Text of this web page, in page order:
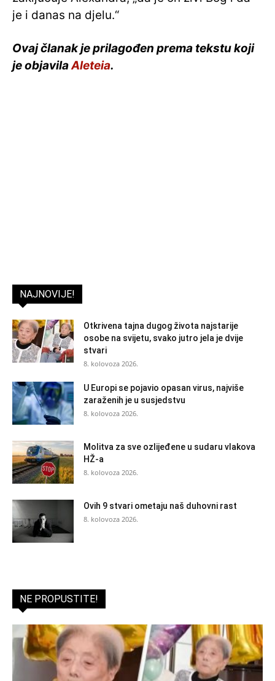
je i danas na djelu.“
Ovaj članak je prilagođen prema tekstu koji
je objavilaAleteia.
NAJNOVIJE!
Otkrivena tajna dugog života najstarije
osobe na svijetu, svako jutro jela je dvije
stvari
8. kolovoza 2026.
U Europi se pojavio opasan virus, najviše
zaraženih je u susjedstvu
8. kolovoza 2026.
Molitva za sve ozlijeđene u sudaru vlakova
HŽ-a
8. kolovoza 2026.
Ovih 9 stvari ometaju naš duhovni rast
8. kolovoza 2026.
NE PROPUSTITE!